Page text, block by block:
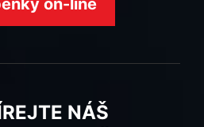
on-line
NÁŠ